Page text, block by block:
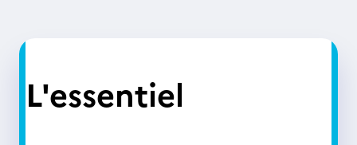
L'essentiel